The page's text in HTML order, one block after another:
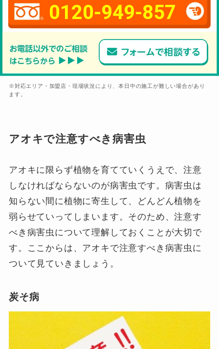
0120-949-857
※対応エリア・加盟店・現場状況により、本日中の施工が難しい場合があり
ます。
アオキで注意すべき病害虫
アオキに限らず植物を育てていくうえで、注意
しなければならないのが病害虫です。病害虫は
知らない間に植物に寄生して、どんどん植物を
弱らせていってしまいます。そのため、注意す
べき病害虫について理解しておくことが大切で
す。ここからは、アオキで注意すべき病害虫に
ついて見ていきましょう。
炭そ病